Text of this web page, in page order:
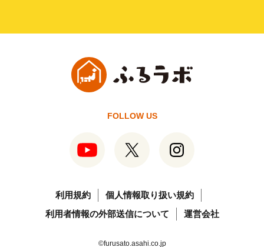
FOLLOW US
利用規約
個人情報取り扱い規約
利用者情報の外部送信について
運営会社
©furusato.asahi.co.jp